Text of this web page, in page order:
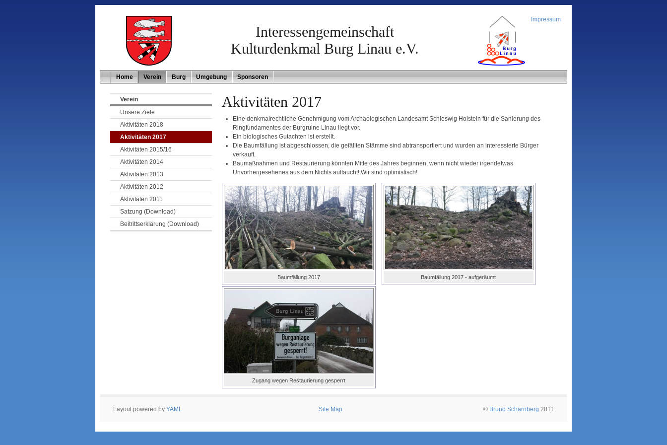
Impressum
Interessengemeinschaft
Kulturdenkmal Burg Linau e.V.
Home Verein Burg Umgebung Sponsoren
Verein
Unsere Ziele
Aktivitäten 2018
Aktivitäten 2017
Aktivitäten 2015/16
Aktivitäten 2014
Aktivitäten 2013
Aktivitäten 2012
Aktivitäten 2011
Satzung (Download)
Beitrittserklärung (Download)
Aktivitäten 2017
Eine denkmalrechtliche Genehmigung vom Archäologischen Landesamt Schleswig Holstein für die Sanierung des
Ringfundamentes der Burgruine Linau liegt vor.
Ein biologisches Gutachten ist erstellt.
Die Baumfällung ist abgeschlossen, die gefällten Stämme sind abtransportiert und wurden an interessierte Bürger
verkauft.
Baumaßnahmen und Restaurierung könnten Mitte des Jahres beginnen, wenn nicht wieder irgendetwas
Unvorhergesehenes aus dem Nichts auftaucht! Wir sind optimistisch!
Baumfällung 2017 Baumfällung 2017 - aufgeräumt
Zugang wegen Restaurierung gesperrt
Layout powered by YAML Site Map © Bruno Scharnberg 2011